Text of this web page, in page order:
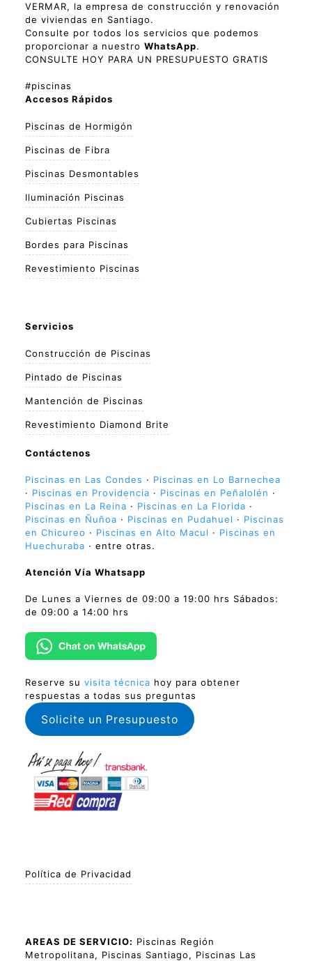
VERMAR, la empresa de construcción y renovación
de viviendas en Santiago.
Consulte por todos los servicios que podemos
proporcionar a nuestro WhatsApp.
CONSULTE HOY PARA UN PRESUPUESTO GRATIS
#piscinas
Accesos Rápidos
Piscinas de Hormigón
Piscinas de Fibra
Piscinas Desmontables
Iluminación Piscinas
Cubiertas Piscinas
Bordes para Piscinas
Revestimiento Piscinas
Servicios
Construcción de Piscinas
Pintado de Piscinas
Mantención de Piscinas
Revestimiento Diamond Brite
Contáctenos
Piscinas en Las Condes · Piscinas en Lo Barnechea
· Piscinas en Providencia · Piscinas en Peñalolén ·
Piscinas en La Reina · Piscinas en La Florida ·
Piscinas en Ñuñoa · Piscinas en Pudahuel · Piscinas
en Chicureo · Piscinas en Alto Macul · Piscinas en
Huechuraba · entre otras.
Atención Vía Whatsapp
De Lunes a Viernes de 09:00 a 19:00 hrs Sábados:
de 09:00 a 14:00 hrs
Reserve su visita técnica hoy para obtener
respuestas a todas sus preguntas
Solicite un Presupuesto
Política de Privacidad
AREAS DE SERVICIO: Piscinas Región
Metropolitana, Piscinas Santiago, Piscinas Las